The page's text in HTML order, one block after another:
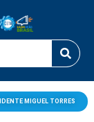
MIGUEL TORRES